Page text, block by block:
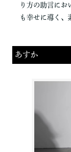
り方の助言にお
も幸せに導く、
あすか